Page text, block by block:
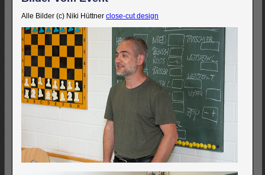
Alle Bilder (c) Niki Hüttner close-cut design